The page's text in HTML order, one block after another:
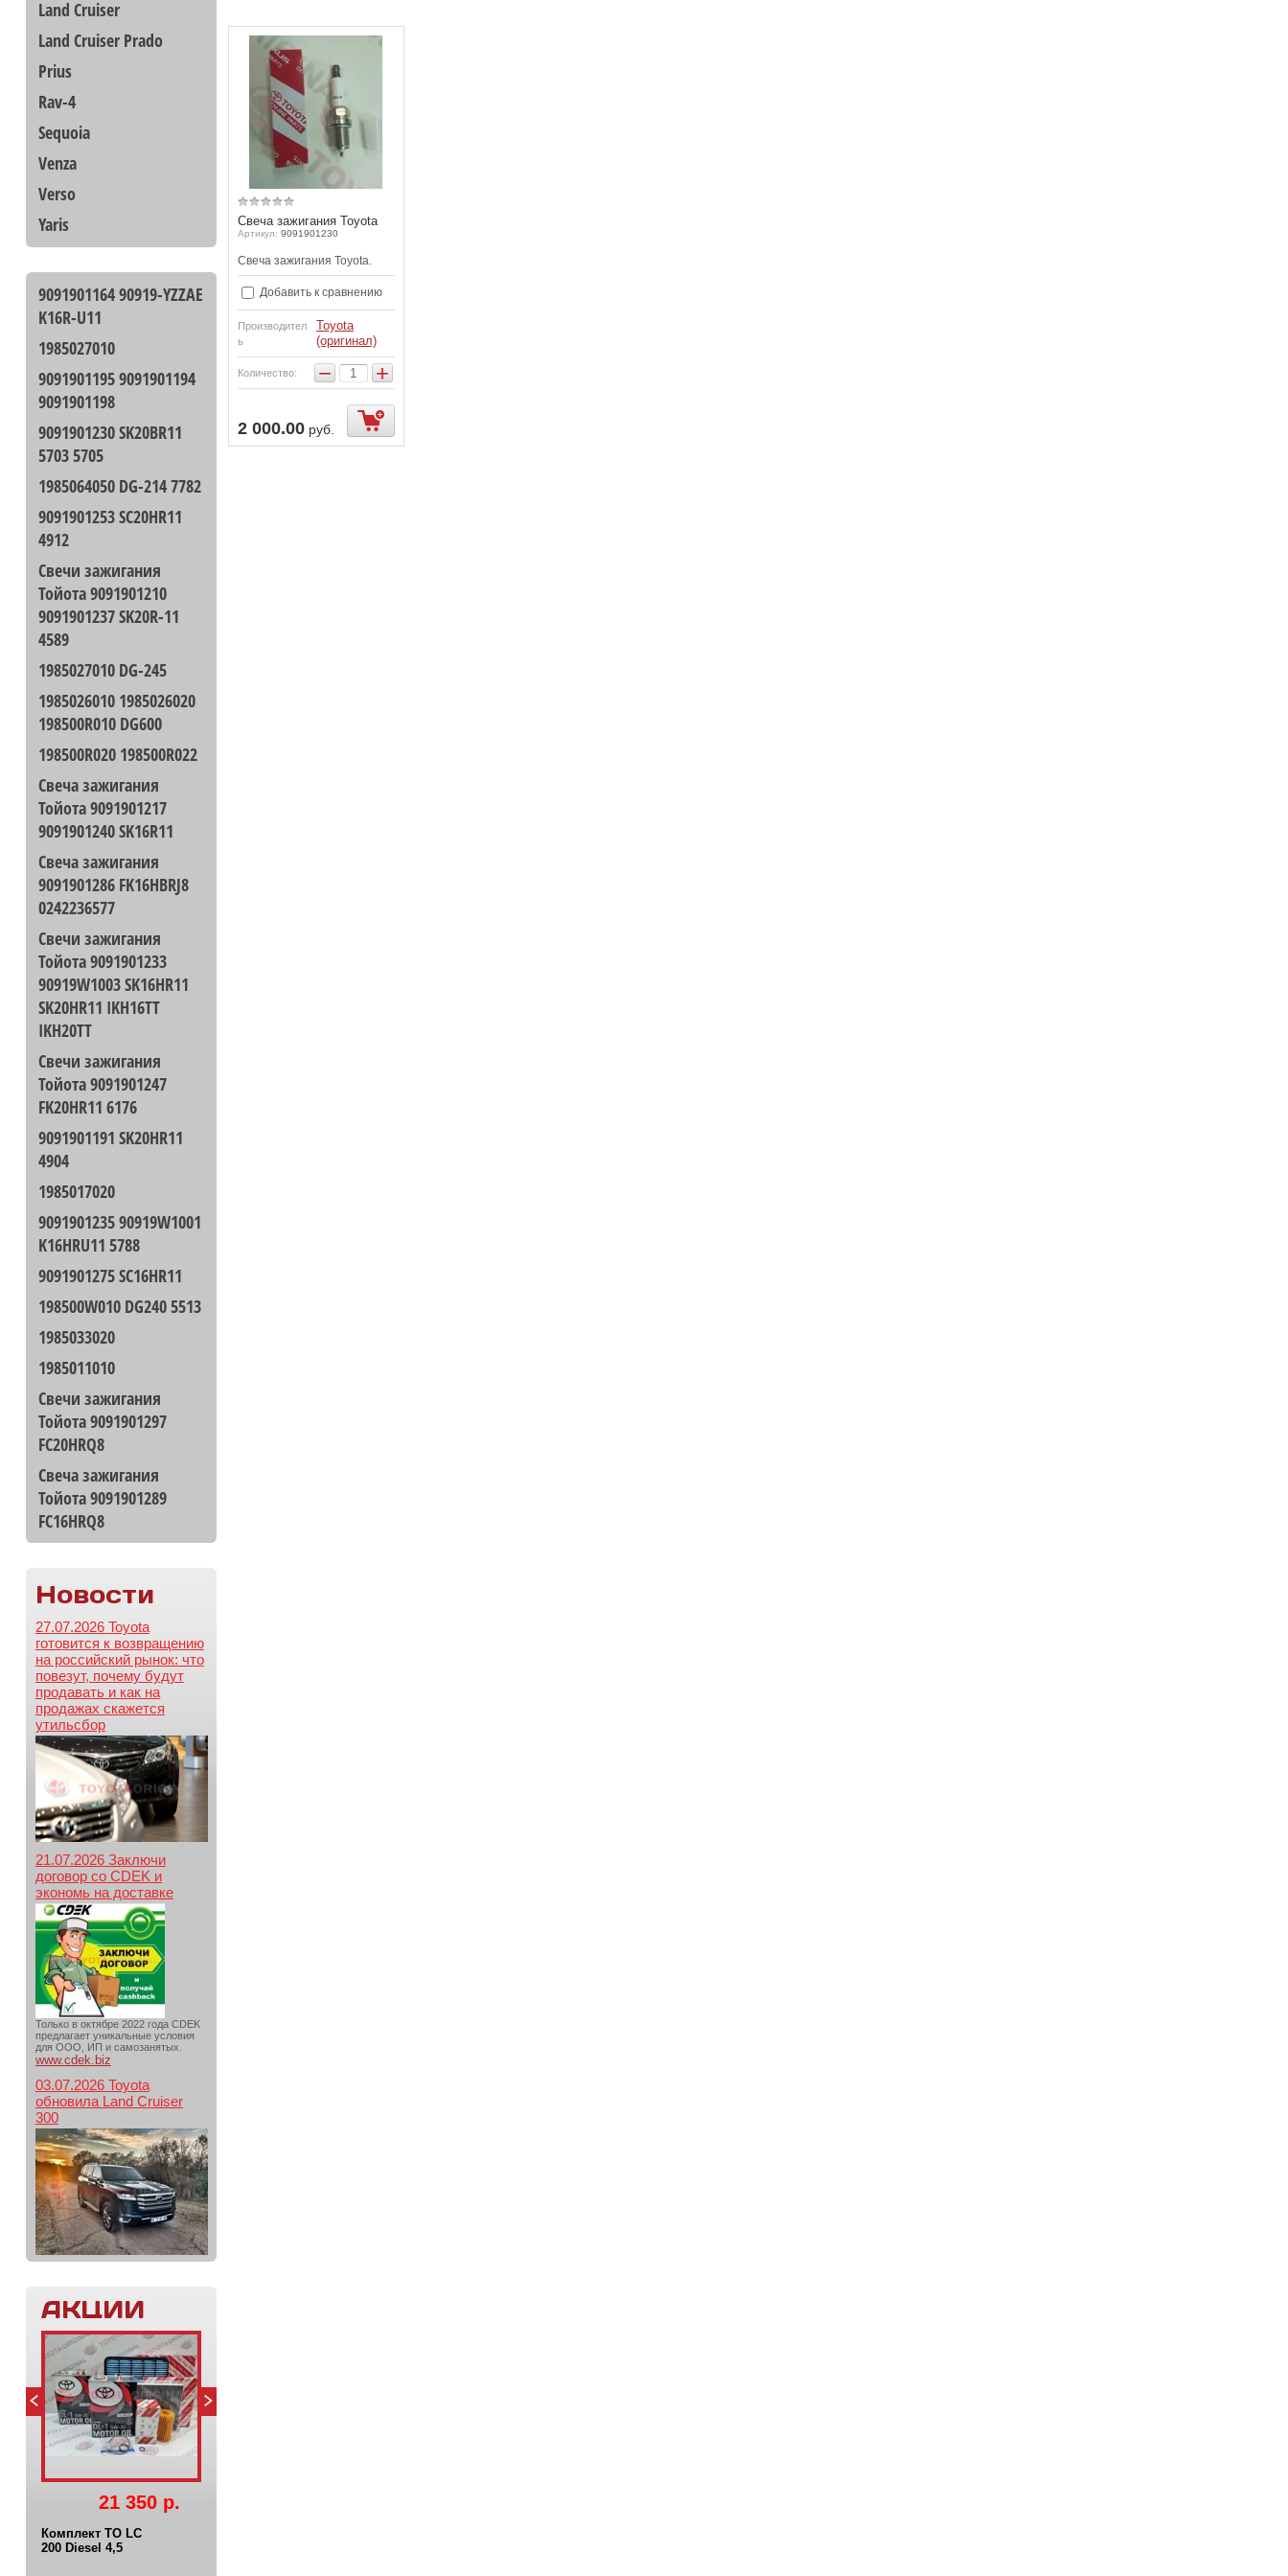
Land Cruiser
Land Cruiser Prado
Prius
Rav-4
Sequoia
Venza
Verso
Yaris
9091901164 90919-YZZAE
K16R-U11
1985027010
9091901195 9091901194
9091901198
9091901230 SK20BR11
5703 5705
1985064050 DG-214 7782
9091901253 SC20HR11
4912
Свечи зажигания
Тойота 9091901210
9091901237 SK20R-11
4589
1985027010 DG-245
1985026010 1985026020
198500R010 DG600
198500R020 198500R022
Свеча зажигания
Тойота 9091901217
9091901240 SK16R11
Свеча зажигания
9091901286 FK16HBRJ8
0242236577
Свечи зажигания
Тойота 9091901233
90919W1003 SK16HR11
SK20HR11 IKH16TT
IKH20TT
Свечи зажигания
Тойота 9091901247
FK20HR11 6176
9091901191 SK20HR11
4904
1985017020
9091901235 90919W1001
K16HRU11 5788
9091901275 SC16HR11
198500W010 DG240 5513
1985033020
1985011010
Свечи зажигания
Тойота 9091901297
FC20HRQ8
Свеча зажигания
Тойота 9091901289
FC16HRQ8
Новости
27.07.2026 Toyota
готовится к возвращению
на российский рынок: что
повезут, почему будут
продавать и как на
продажах скажется
утильсбор
21.07.2026 Заключи
договор со CDEK и
экономь на доставке
Только в октябре 2022 года CDEK
предлагает уникальные условия
для ООО, ИП и самозанятых.
www.cdek.biz
03.07.2026 Toyota
обновила Land Cruiser
300
АКЦИИ
21 350 р.
Комплект ТО LC
200 Diesel 4,5
Свеча зажигания Toyota
Артикул: 9091901230
Свеча зажигания Toyota.
Добавить к сравнению
Производител
ь
Toyota
(оригинал)
Количество: − +
2 000.00руб.